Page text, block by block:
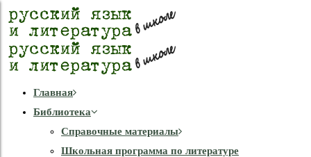
Главная
Библиотека
Справочные материалы
Школьная программа по литературе